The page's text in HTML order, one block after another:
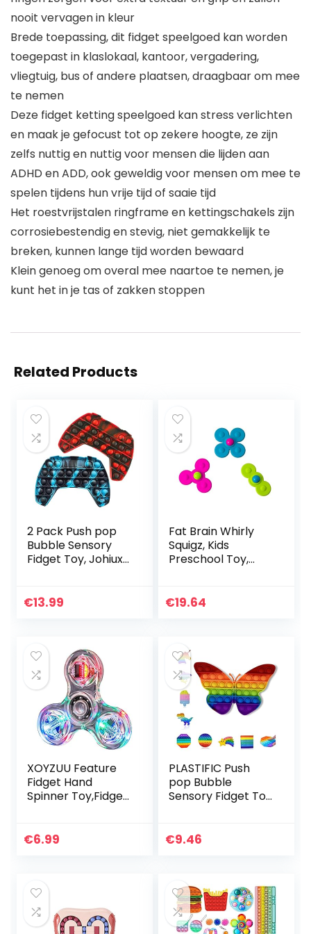
nooit vervagen in kleur
Brede toepassing, dit fidget speelgoed kan worden
toegepast in klaslokaal, kantoor, vergadering,
vliegtuig, bus of andere plaatsen, draagbaar om mee
te nemen
Deze fidget ketting speelgoed kan stress verlichten
en maak je gefocust tot op zekere hoogte, ze zijn
zelfs nuttig en nuttig voor mensen die lijden aan
ADHD en ADD, ook geweldig voor mensen om mee te
spelen tijdens hun vrije tijd of saaie tijd
Het roestvrijstalen ringframe en kettingschakels zijn
corrosiebestendig en stevig, niet gemakkelijk te
breken, kunnen lange tijd worden bewaard
Klein genoeg om overal mee naartoe te nemen, je
kunt het in je tas of zakken stoppen
Related Products
2 Pack Push pop
Bubble Sensory
Fidget Toy, Johiux
Noden Sensory
€13.99
Fat Brain Whirly
Squigz, Kids
Preschool Toy,
Suction, Toy
€19.64
XOYZUU Feature
Fidget Hand
Spinner Toy,Fidget
Fidget Spinner Toy,
€6.99
PLASTIFIC Push
pop Bubble
Sensory Fidget Toy
Reliever| Angst
€9.46